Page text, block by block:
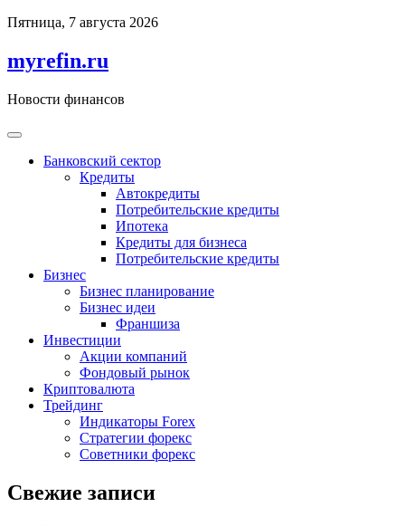
Перейти
содержимому
Пятница, 7 августа 2026
myrefin.ru
Новости финансов
Банковский сектор
Кредиты
Автокредиты
Потребительские кредиты
Ипотека
Кредиты для бизнеса
Потребительские кредиты
Бизнес
Бизнес планирование
Бизнес идеи
Франшиза
Инвестиции
Акции компаний
Фондовый рынок
Криптовалюта
Трейдинг
Индикаторы Forex
Стратегии форекс
Советники форекс
Свежие записи